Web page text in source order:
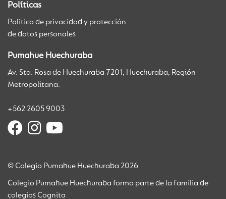
Políticas
Política de privacidad y protección
de datos personales
Pumahue Huechuraba
Av. Sta. Rosa de Huechuraba 7201, Huechuraba, Región
Metropolitana.
+562 2605 9003
© Colegio Pumahue Huechuraba 2026
Colegio Pumahue Huechuraba forma parte de la familia de
colegios Cognita